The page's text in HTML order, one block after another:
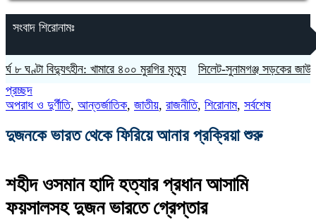
সংবাদ শিরোনামঃ
বিদ্যুৎহীন: খামারে ৪০০ মুরগির মৃত্যু ‎সিলেট-সুনামগঞ্জ সড়কের জাউয়াবাজারে
প্রচ্ছদ
অপরাধ ও দুর্ণীতি, আন্তর্জাতিক, জাতীয়, রাজনীতি, শিরোনাম, সর্বশেষ
দুজনকে ভারত থেকে ফিরিয়ে আনার প্রক্রিয়া শুরু
শহীদ ওসমান হাদি হত্যার প্রধান আসামি
ফয়সালসহ দুজন ভারতে গ্রেপ্তার